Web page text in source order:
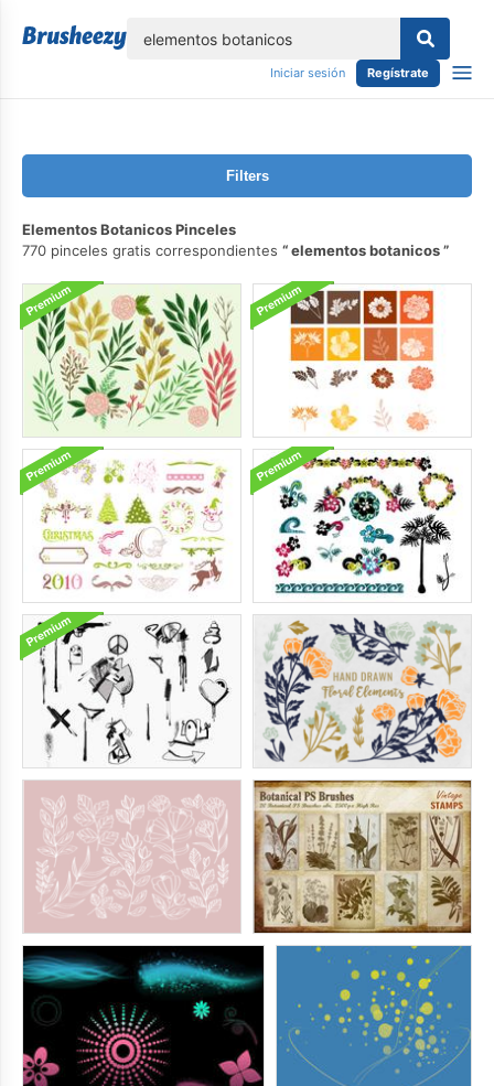
Iniciar sesión Regístrate
Filters
Elementos Botanicos Pinceles
770 pinceles gratis correspondientes
elementos botanicos